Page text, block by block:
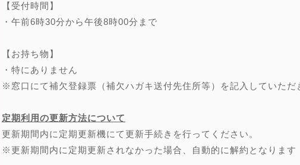
【受付時間】
・午前6時30分から午後8時00分まで
【お持ち物】
・特にありません
※窓口にて補欠登録票（補欠ハガキ送付先住所等）を記入していただ
定期利用の更新方法について
更新期間内に定期更新機にて更新手続きを行ってください。
※更新期間内に定期更新されなかった場合、自動的に解約となります